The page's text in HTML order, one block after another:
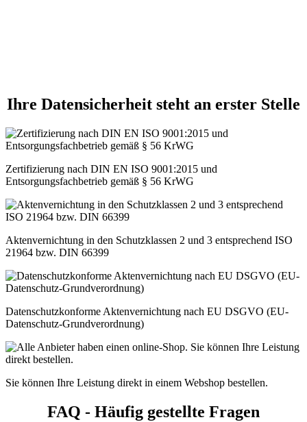
Ihre Datensicherheit steht an erster Stelle
Zertifizierung nach DIN EN ISO 9001:2015 und
Entsorgungsfachbetrieb gemäß § 56 KrWG
Aktenvernichtung in den Schutzklassen 2 und 3 entsprechend ISO
21964 bzw. DIN 66399
Datenschutzkonforme Aktenvernichtung nach EU DSGVO (EU-
Datenschutz-Grundverordnung)
Sie können Ihre Leistung direkt in einem Webshop bestellen.
FAQ - Häufig gestellte Fragen